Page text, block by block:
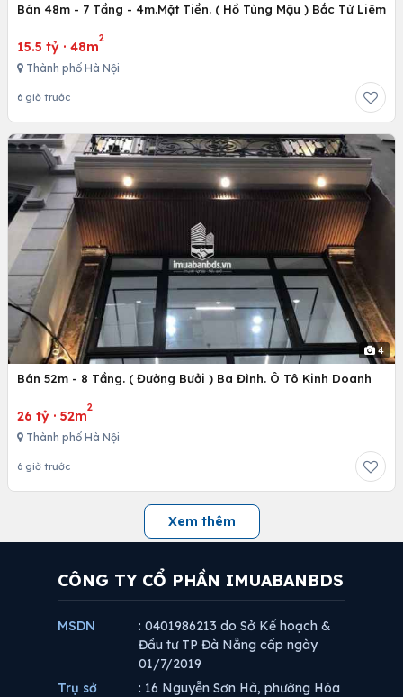
Bán 48m - 7 Tầng - 4m.Mặt Tiền. ( Hồ Tùng Mậu ) Bắc Từ Liêm
15.5 tỷ · 48m
2
Thành phố Hà Nội
6 giờ trước
4
Bán 52m - 8 Tầng. ( Đường Bưởi ) Ba Đình. Ô Tô Kinh Doanh
26 tỷ · 52m
2
Thành phố Hà Nội
6 giờ trước
Xem thêm
CÔNG TY CỔ PHẦN IMUABANBDS
MSDN
: 0401986213 do Sở Kế hoạch &
Đầu tư TP Đà Nẵng cấp ngày
01/7/2019
Trụ sở
: 16 Nguyễn Sơn Hà, phường Hòa